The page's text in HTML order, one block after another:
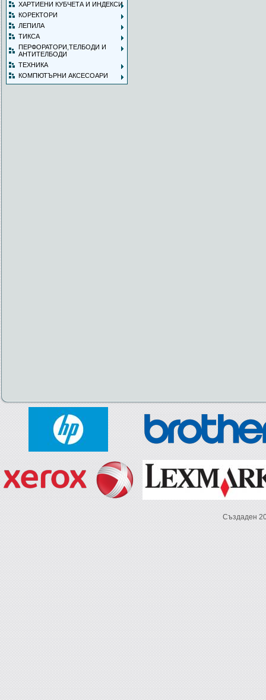
ХАРТИЕНИ КУБЧЕТА И ИНДЕКСИ
КОРЕКТОРИ
ЛЕПИЛА
ТИКСА
ПЕРФОРАТОРИ,ТЕЛБОДИ И
АНТИТЕЛБОДИ
ТЕХНИКА
КОМПЮТЪРНИ АКСЕСОАРИ
Създаден